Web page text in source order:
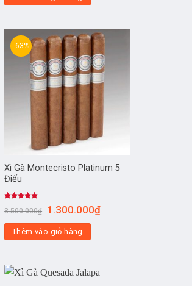
-63%
Xì Gà Montecristo Platinum 5
Điếu
hạng5.00
3.500.000₫ 1.300.000₫
Thêm vào giỏ hàng